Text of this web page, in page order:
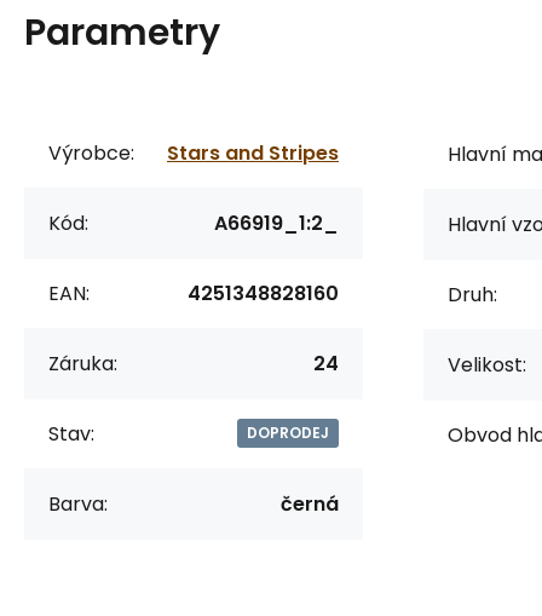
Parametry
Výrobce: Stars and Stripes
Kód: A66919_1:2_
EAN: 4251348828160
Záruka: 24
Stav: DOPRODEJ
Barva: černá
Hlavní
Hlavní
Druh:
Velikost:
Obvod